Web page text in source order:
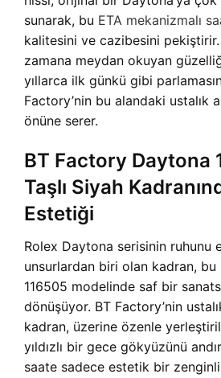
sunarak, bu ETA mekanizmalı
kalitesini ve cazibesini
zamana meydan okuyan
yıllarca ilk günkü gibi
Factory’nin bu alandaki ustalık
önüne serer.
BT Factory Daytona
Taşlı Siyah
Estetiği
Rolex Daytona serisinin ruhunu
unsurlardan biri olan kadran, bu
116505 modelinde saf bir
dönüşüyor. BT Factory’nin
kadran, üzerine özenle
yıldızlı bir gece gökyüzünü
saate sadece estetik bir